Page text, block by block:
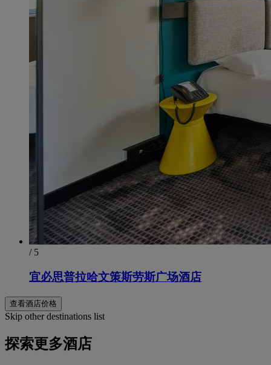
/ 5
宜必思普拉哈文策斯劳斯广场酒店
查看酒店价格
Skip other destinations list
探索更多酒店